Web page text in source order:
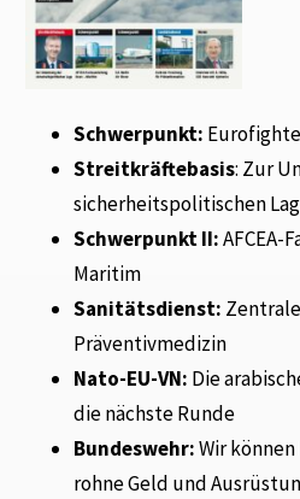
Schwerpunkt:
Streitkräftebasis: Zur
sicherheitspolitischen
Schwerpunkt II:AFCEA-
Maritim
Sanitätsdienst:
Präventivmedizin
Nato-EU-VN: Die
die nächste Runde
Bundeswehr:Wir
rohne Geld und